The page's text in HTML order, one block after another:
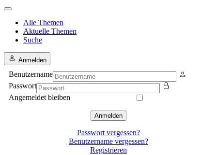
Alle Themen
Aktuelle Themen
Suche
Anmelden
Benutzername
Passwort
Angemeldet bleiben
Anmelden
Passwort vergessen?
Benutzername vergessen?
Registrieren